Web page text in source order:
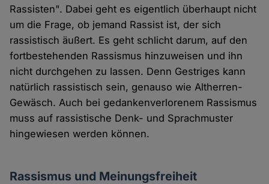
Rassisten". Dabei geht es eigentlich überhaupt nicht
um die Frage, ob jemand Rassist ist, der sich
rassistisch äußert. Es geht schlicht darum, auf den
fortbestehenden Rassismus hinzuweisen und ihn
nicht durchgehen zu lassen. Denn Gestriges kann
natürlich rassistisch sein, genauso wie Altherren-
Gewäsch. Auch bei gedankenverlorenem Rassismus
muss auf rassistische Denk- und Sprachmuster
hingewiesen werden können.
Rassismus und Meinungsfreiheit